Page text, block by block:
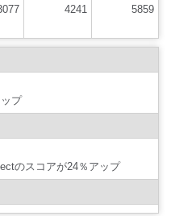
4241 5859
プ
のスコアが24％アップ